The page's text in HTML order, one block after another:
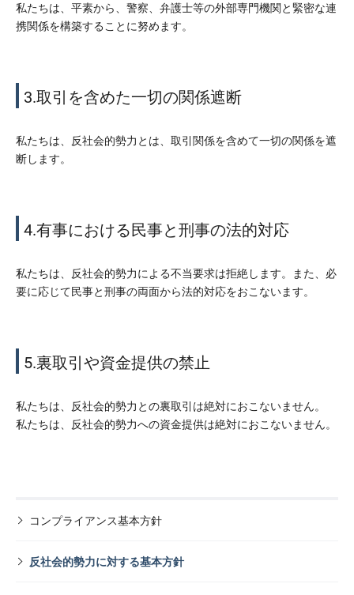
私たちは、平素から、警察、弁護士等の外部専門機関と緊密な連
携関係を構築することに努めます。
3.取引を含めた一切の関係遮断
私たちは、反社会的勢力とは、取引関係を含めて一切の関係を遮
断します。
4.有事における民事と刑事の法的対応
私たちは、反社会的勢力による不当要求は拒絶します。また、必
要に応じて民事と刑事の両面から法的対応をおこないます。
5.裏取引や資金提供の禁止
私たちは、反社会的勢力との裏取引は絶対におこないません。
私たちは、反社会的勢力への資金提供は絶対におこないません。
コンプライアンス基本方針
反社会的勢力に対する基本方針